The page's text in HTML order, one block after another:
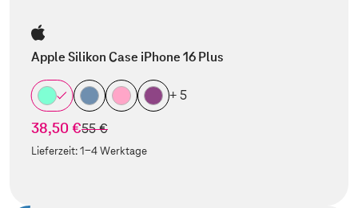
Apple Silikon Case iPhone 16 Plus
+ 5
38,50 €statt
55 €
Lieferzeit:1-4 Werktage